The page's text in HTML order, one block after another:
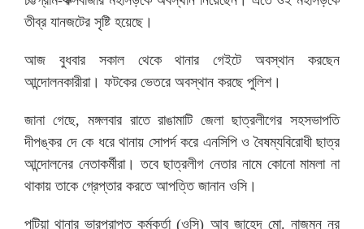
তীব্র যানজটের সৃষ্টি হয়েছে।
আজ বুধবার সকাল থেকে থানার গেইটে অবস্থান করছেন
আন্দোলনকারীরা। ফটকের ভেতরে অবস্থান করছে পুলিশ।
জানা গেছে, মঙ্গলবার রাতে রাঙামাটি জেলা ছাত্রলীগের সহসভাপতি
দীপঙ্কর দে কে ধরে থানায় সোপর্দ করে এনসিপি ও বৈষম্যবিরোধী ছাত্র
আন্দোলনের নেতাকর্মীরা। তবে ছাত্রলীগ নেতার নামে কোনো মামলা না
থাকায় তাকে গ্রেপ্তার করতে আপত্তি জানান ওসি।
পটিয়া থানার ভারপ্রাপ্ত কর্মকর্তা (ওসি) আবু জাহেদ মো. নাজমুন নূর